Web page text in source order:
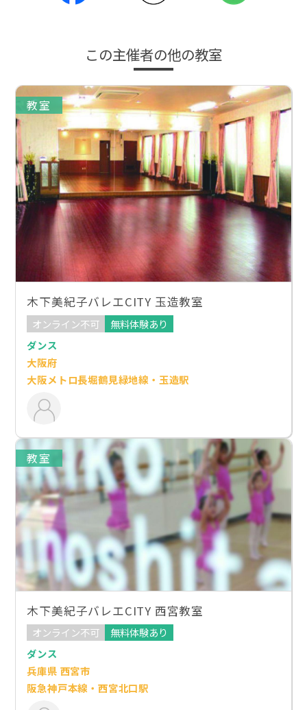
この主催者の他の教室
教室
木下美紀子バレエCITY 玉造教室
オンライン不可
無料体験あり
ダンス
大阪府
大阪メトロ長堀鶴見緑地線・玉造駅
教室
木下美紀子バレエCITY 西宮教室
オンライン不可
無料体験あり
ダンス
兵庫県 西宮市
阪急神戸本線・西宮北口駅